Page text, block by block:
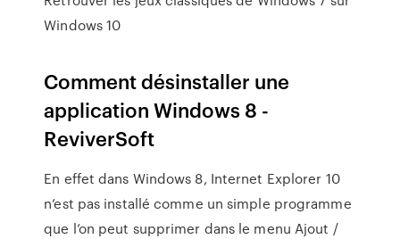
Windows 10
Comment désinstaller une
application Windows 8 -
ReviverSoft
En effet dans Windows 8, Internet Explorer 10
n’est pas installé comme un simple programme
que l’on peut supprimer dans le menu Ajout /